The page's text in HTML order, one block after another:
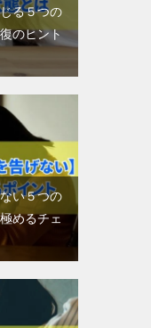
る５つの
のヒント
い５つの
めるチェ